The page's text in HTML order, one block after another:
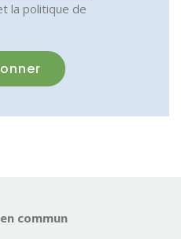
la politique de
commun